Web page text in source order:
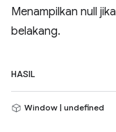
Menampilkan null
belakang.
HASIL
Window | undefined